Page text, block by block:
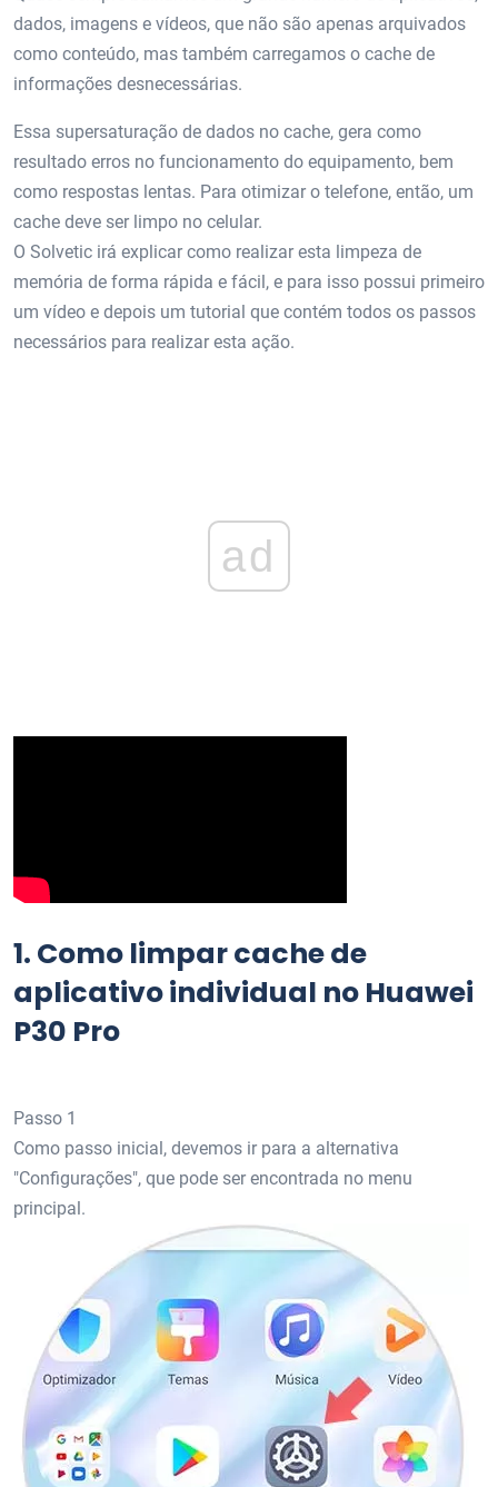
dados, imagens e vídeos, que não são apenas arquivados
como conteúdo, mas também carregamos o cache de
informações desnecessárias.
Essa supersaturação de dados no cache, gera como
resultado erros no funcionamento do equipamento, bem
como respostas lentas. Para otimizar o telefone, então, um
cache deve ser limpo no celular.
O Solvetic irá explicar como realizar esta limpeza de
memória de forma rápida e fácil, e para isso possui primeiro
um vídeo e depois um tutorial que contém todos os passos
necessários para realizar esta ação.
ad
1. Como limpar cache de
aplicativo individual no Huawei
P30 Pro
Passo 1
Como passo inicial, devemos ir para a alternativa
"Configurações", que pode ser encontrada no menu
principal.